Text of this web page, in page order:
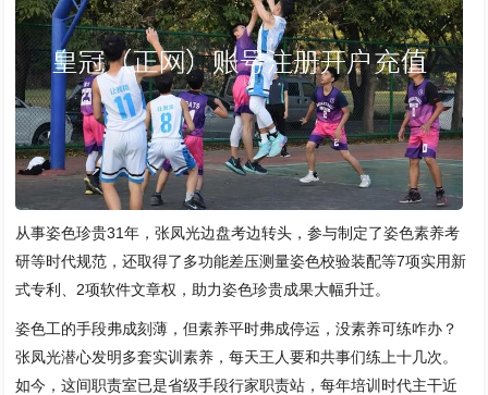
从事姿色珍贵31年，张凤光边盘考边转头，参与制定了姿色素养考
研等时代规范，还取得了多功能差压测量姿色校验装配等7项实用新
式专利、2项软件文章权，助力姿色珍贵成果大幅升迁。
姿色工的手段弗成刻薄，但素养平时弗成停运，没素养可练咋办？
张凤光潜心发明多套实训素养，每天王人要和共事们练上十几次。
如今，这间职责室已是省级手段行家职责站，每年培训时代主干近